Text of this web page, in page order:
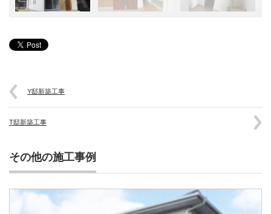
Y邸新築工事
T邸新築工事
その他の施工事例